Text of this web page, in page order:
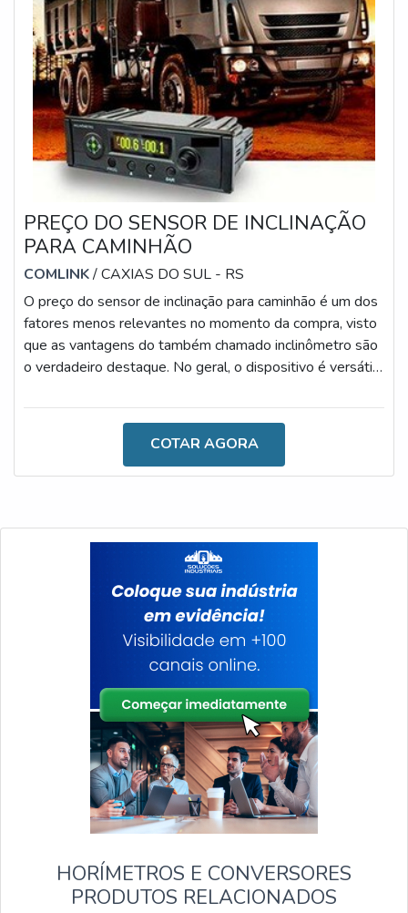
PREÇO DO SENSOR DE INCLINAÇÃO
PARA CAMINHÃO
COMLINK/ CAXIAS DO SUL - RS
O preço do sensor de inclinação para caminhão é um dos
fatores menos relevantes no momento da compra, visto
que as vantagens do também chamado inclinômetro são
o verdadeiro destaque. No geral, o dispositivo é versátil
tecnologia de ponta, contando com materiais altamente
AQUISIÇÃOÉ importante salientar que, durante o dia a
dia, acidentes com caminhões ocorrem em diferentes
COTAR AGORA
HORÍMETROS E CONVERSORES
PRODUTOS RELACIONADOS